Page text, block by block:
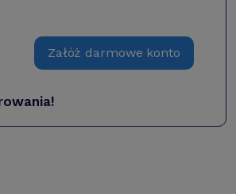
Załóż darmowe konto